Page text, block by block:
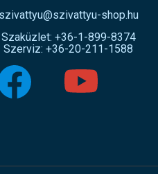
szivattyu@szivattyu-shop.hu
Szaküzlet: +36-1-899-8374
Szerviz: +36-20-211-1588